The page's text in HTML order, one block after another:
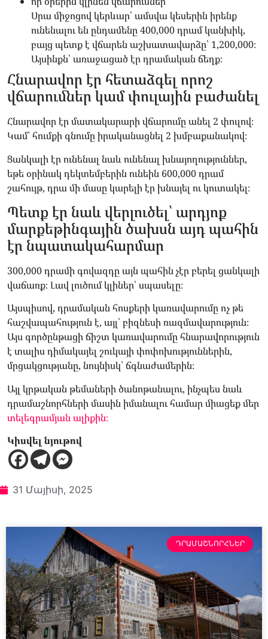
Սրա միջոցով կերևար՝ ամսվա կեսերին իրենք
ունենալու են ընդամենը 400,000 դրամ կանխիկ,
բայց պետք է վճարեն աշխատավարձը՝ 1,200,000։
Այսինքն՝ առաջացած էր դրամական ճեղք։
Հնարավոր էր հետաձգել որոշ
վճարումներ կամ փուլային բաժանել
Հնարավոր էր մատակարարի վճարումը անել 2 փուլով։
Կամ՝ հումքի գնումը իրականացնել 2 խմբաքանակով։
Ցանկալի էր ունենալ նաև ունենալ խնայողություններ,
եթե օրինակ դեկտեմբերին ունեին 600,000 դրամ
շահույթ, դրա մի մասը կարելի էր խնայել ու կուտակել։
Պետք էր նաև վերլուծել՝ արդյոք
մարքեթինգային ծախսն այդ պահին
էր նպատակահարմար
300,000 դրամի գովազդը այն պահին չէր բերել ցանկալի
վաճառք։ Լավ լուծում կլիներ՝ սպասելը։
Այսպիսով, դրամական հոսքերի կառավարումը ոչ թե
հաշվապահություն է, այլ՝ բիզնեսի ռազմավարություն։
Այս գործընթացի ճիշտ կառավարումը հնարավորություն
է տալիս դիմակայել շուկայի փոփոխություններին,
մրցակցությանը, նույնիսկ՝ ճգնաժամերին։
Այլ կրթական թեմաների ծանոթանալու, ինչպես նաև
դրամաշնորհների մասին իմանալու համար միացեք մեր
տելեգրամյան ալիքին։
Կիսվել նյութով
31 Մայիսի, 2025
ԴՐԱՄԱՇՆՈՐՀՆԵՐ